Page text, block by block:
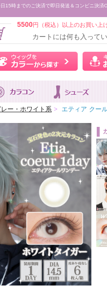
15時までのご決済で即日発送＆コンビニ決済
5500円（税込）以上のお買い上
カートには何も入って
ウィッ
ー・ホワイト系 > エティア クー